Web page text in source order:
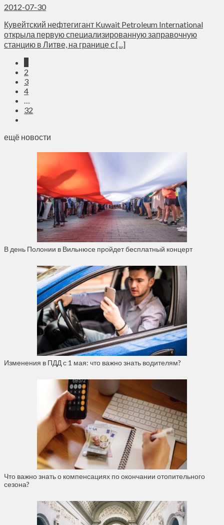
2012-07-30
Кувейтский нефтегигант Kuwait Petroleum International
открыла первую специализированную заправочную
станцию в Литве, на границе с [...]
2
3
4
…
32
ещё новости
В день Полонии в Вильнюсе пройдет бесплатный концерт
Изменения в ПДД с 1 мая: что важно знать водителям?
Что важно знать о компенсациях по окончании отопительного
сезона?